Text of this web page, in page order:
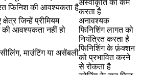
फिनिश की आवश्यकता है
अस्वीकृति को कम
करता है
जिन्हें प्रीमियम
की आवश्यकता नहीं हो
अनावश्यक
फिनिशिंग लागत को
नियंत्रित करता है
माउंटिंग या असेंबली
फिनिशिंग के फ़ंक्शन
को प्रभावित करने
से रोकता है